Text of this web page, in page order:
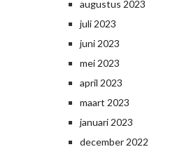
augustus 2023
juli 2023
juni 2023
mei 2023
april 2023
maart 2023
januari 2023
december 2022